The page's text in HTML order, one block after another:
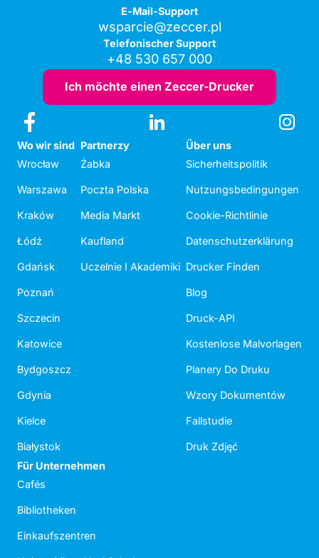
E-Mail-Support
wsparcie@zeccer.pl
Telefonischer Support
+48 530 657 000
Ich möchte einen Zeccer-Drucker
Wo wir sind
Wrocław
Warszawa
Kraków
Łódź
Gdańsk
Poznań
Szczecin
Katowice
Bydgoszcz
Gdynia
Kielce
Białystok
Partnerzy
Żabka
Poczta Polska
Media Markt
Kaufland
Uczelnie I Akademiki
Über uns
Sicherheitspolitik
Nutzungsbedingungen
Cookie-Richtlinie
Datenschutzerklärung
Drucker Finden
Blog
Druck-API
Kostenlose Malvorlagen
Planery Do Druku
Wzory Dokumentów
Fallstudie
Druk Zdjęć
Für Unternehmen
Cafés
Bibliotheken
Einkaufszentren